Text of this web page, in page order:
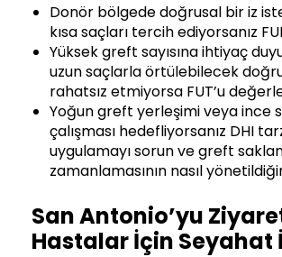
Donör bölgede doğrusal bir iz
kısa saçları tercih ediyorsanız
Yüksek greft sayısına ihtiyaç
uzun saçlarla örtülebilecek
rahatsız etmiyorsa FUT’u
Yoğun greft yerleşimi veya ince
çalışması hedefliyorsanız DHI
uygulamayı sorun ve greft
zamanlamasının nasıl
San Antonio’yu
Hastalar İçin Seyahat